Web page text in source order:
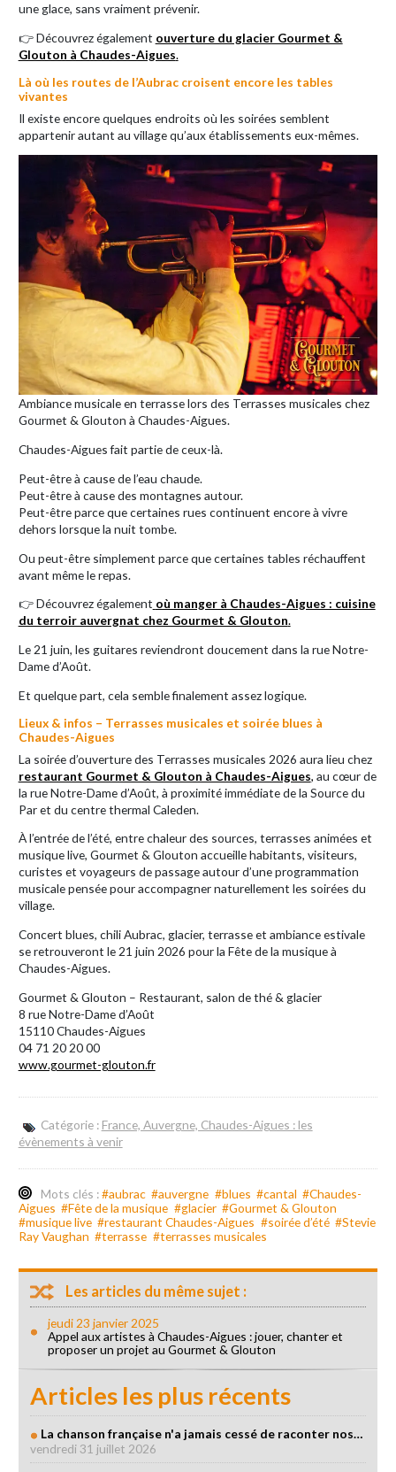
une glace, sans vraiment prévenir.
👉 Découvrez également ouverture du glacier Gourmet &
Glouton à Chaudes-Aigues.
Là où les routes de l’Aubrac croisent encore les tables
vivantes
Il existe encore quelques endroits où les soirées semblent
appartenir autant au village qu’aux établissements eux-mêmes.
Ambiance musicale en terrasse lors des Terrasses musicales chez
Gourmet & Glouton à Chaudes-Aigues.
Chaudes-Aigues fait partie de ceux-là.
Peut-être à cause de l’eau chaude.
Peut-être à cause des montagnes autour.
Peut-être parce que certaines rues continuent encore à vivre
dehors lorsque la nuit tombe.
Ou peut-être simplement parce que certaines tables réchauffent
avant même le repas.
👉 Découvrez également où manger à Chaudes-Aigues : cuisine
du terroir auvergnat chez Gourmet & Glouton.
Le 21 juin, les guitares reviendront doucement dans la rue Notre-
Dame d’Août.
Et quelque part, cela semble finalement assez logique.
Lieux & infos – Terrasses musicales et soirée blues à
Chaudes-Aigues
La soirée d’ouverture des Terrasses musicales 2026 aura lieu chez
restaurant Gourmet & Glouton à Chaudes-Aigues, au cœur de
la rue Notre-Dame d’Août, à proximité immédiate de la Source du
Par et du centre thermal Caleden.
À l’entrée de l’été, entre chaleur des sources, terrasses animées et
musique live, Gourmet & Glouton accueille habitants, visiteurs,
curistes et voyageurs de passage autour d’une programmation
musicale pensée pour accompagner naturellement les soirées du
village.
Concert blues, chili Aubrac, glacier, terrasse et ambiance estivale
se retrouveront le 21 juin 2026 pour la Fête de la musique à
Chaudes-Aigues.
Gourmet & Glouton – Restaurant, salon de thé & glacier
8 rue Notre-Dame d’Août
15110 Chaudes-Aigues
04 71 20 20 00
www.gourmet-glouton.fr
Catégorie : France, Auvergne, Chaudes-Aigues : les
évènements à venir
Mots clés :#aubrac #auvergne #blues #cantal #Chaudes-
Aigues #Fête de la musique #glacier #Gourmet & Glouton
#musique live #restaurant Chaudes-Aigues #soirée d’été #Stevie
Ray Vaughan #terrasse #terrasses musicales
Les articles du même sujet :
jeudi 23 janvier 2025
Appel aux artistes à Chaudes-Aigues : jouer, chanter et
proposer un projet au Gourmet & Glouton
Articles les plus récents
La chanson française n'a jamais cessé de raconter nos…
vendredi 31 juillet 2026